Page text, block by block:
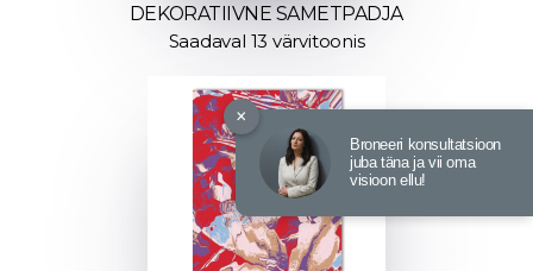
DEKORATIIVNE SAMETPADJA
Saadaval 13 värvitoonis
×
Broneeri konsultatsioon
juba täna ja vii oma
visioon ellu!